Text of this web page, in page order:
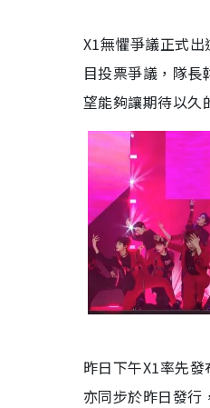
X1無懼爭議正式
目投票爭議，隊
望能夠讓期待以久
昨日下午X1率先
亦同步於昨日發